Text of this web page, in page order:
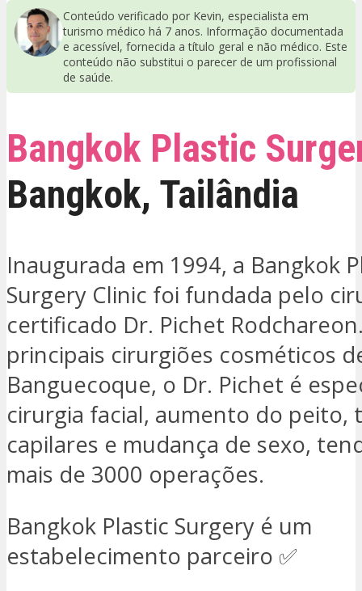
Conteúdo verificado por Kevin, especialista em
turismo médico há 7 anos. Informação documentada
e acessível, fornecida a título geral e não médico. Este
conteúdo não substitui o parecer de um profissional
de saúde.
Bangkok Plastic
Bangkok, Tailândia
Inaugurada em 1994, a Bangkok
Surgery Clinic foi fundada pelo
certificado Dr. Pichet
principais cirurgiões cosméticos
Banguecoque, o Dr. Pichet é
cirurgia facial, aumento do peito,
capilares e mudança de sexo,
mais de 3000 operações.
Bangkok Plastic Surgery é um
estabelecimento parceiro ✅